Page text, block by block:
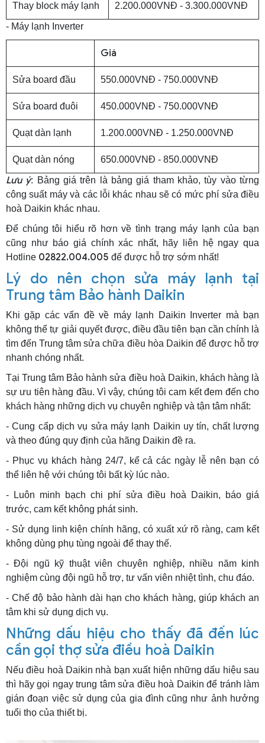
Thay block máy lạnh 2.200.000VNĐ - 3.300.000VNĐ
- Máy lạnh Inverter
Giá
Sửa board đầu 550.000VNĐ - 750.000VNĐ
Sửa board đuôi 450.000VNĐ - 750.000VNĐ
Quạt dàn lạnh 1.200.000VNĐ - 1.250.000VNĐ
Quạt dàn nóng 650.000VNĐ - 850.000VNĐ
Lưu ý: Bảng giá trên là bảng giá tham khảo, tùy vào từng
công suất máy và các lỗi khác nhau sẽ có mức phí sửa điều
hoà Daikin khác nhau.
Để chúng tôi hiểu rõ hơn về tình trạng máy lạnh của bạn
cũng như báo giá chính xác nhất, hãy liên hệ ngay qua
Hotline 02822.004.005 để được hỗ trợ sớm nhất!
Lý do nên chọn sửa máy lạnh tại
Trung tâm Bảo hành Daikin
Khi gặp các vấn đề về máy lạnh Daikin Inverter mà bạn
không thể tự giải quyết được, điều đầu tiên bạn cần chính là
tìm đến Trung tâm sửa chữa điều hòa Daikin để được hỗ trợ
nhanh chóng nhất.
Tại Trung tâm Bảo hành sửa điều hoà Daikin, khách hàng là
sự ưu tiên hàng đầu. Vì vậy, chúng tôi cam kết đem đến cho
khách hàng những dịch vụ chuyên nghiệp và tận tâm nhất:
- Cung cấp dịch vụ sửa máy lạnh Daikin uy tín, chất lượng
và theo đúng quy định của hãng Daikin đề ra.
- Phục vụ khách hàng 24/7, kể cả các ngày lễ nên bạn có
thể liên hệ với chúng tôi bất kỳ lúc nào.
- Luôn minh bạch chi phí sửa điều hoà Daikin, báo giá
trước, cam kết không phát sinh.
- Sử dụng linh kiện chính hãng, có xuất xứ rõ ràng, cam kết
không dùng phụ tùng ngoài để thay thế.
- Đội ngũ kỹ thuật viên chuyên nghiệp, nhiều năm kinh
nghiệm cùng đội ngũ hỗ trợ, tư vấn viên nhiệt tình, chu đáo.
- Chế độ bảo hành dài hạn cho khách hàng, giúp khách an
tâm khi sử dụng dịch vụ.
Những dấu hiệu cho thấy đã đến lúc
cần gọi thợ sửa điều hoà Daikin
Nếu điều hoà Daikin nhà bạn xuất hiện những dấu hiệu sau
thì hãy gọi ngay trung tâm sửa điều hoà Daikin để tránh làm
gián đoạn việc sử dụng của gia đình cũng như ảnh hưởng
tuổi thọ của thiết bị.